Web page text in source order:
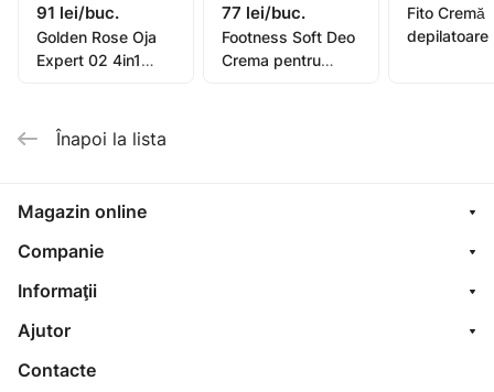
91 lei/buc.
Golden Rose Oja
Expert 02 4in1
77 lei/buc.
Footness Soft Deo
Crema pentru
Fito Cremă
depilatoare
Înapoi la lista
Magazin online
Companie
Informaţii
Ajutor
Contacte